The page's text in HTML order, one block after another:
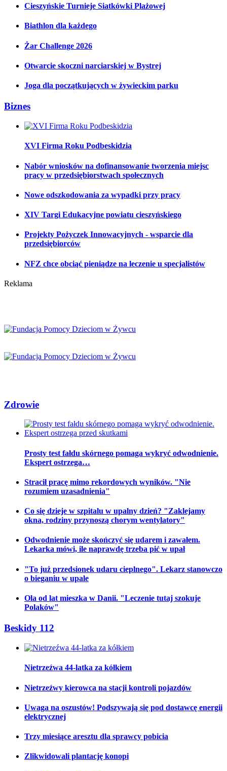
Cieszyńskie Turnieje Siatkówki Plażowej
Biathlon dla każdego
Żar Challenge 2026
Otwarcie skoczni narciarskiej w Bystrej
Joga dla początkujących w żywieckim parku
Biznes
XVI Firma Roku Podbeskidzia
Nabór wniosków na dofinansowanie tworzenia miejsc
pracy w przedsiębiorstwach społecznych
Nowe odszkodowania za wypadki przy pracy
XIV Targi Edukacyjne powiatu cieszyńskiego
Projekty Pożyczek Innowacyjnych - wsparcie dla
przedsiębiorców
NFZ chce obciąć pieniądze na leczenie u specjalistów
Reklama
Zdrowie
Prosty test fałdu skórnego pomaga wykryć odwodnienie.
Ekspert ostrzega…
Stracił pracę mimo rekordowych wyników. "Nie
rozumiem uzasadnienia"
Co się dzieje w szpitalu w upalny dzień? "Zaklejamy
okna, rodziny przynoszą chorym wentylatory"
Odwodnienie może skończyć się udarem i zawałem.
Lekarka mówi, ile naprawdę trzeba pić w upał
"To już przedsionek udaru cieplnego". Lekarz stanowczo
o bieganiu w upale
Ola od lat mieszka w Danii. "Leczenie tutaj szokuje
Polaków"
Beskidy 112
Nietrzeźwa 44-latka za kółkiem
Nietrzeźwy kierowca na stacji kontroli pojazdów
Uwaga na oszustów! Podszywają się pod dostawcę energii
elektrycznej
Trzy miesiące aresztu dla sprawcy pobicia
Zlikwidowali plantację konopi